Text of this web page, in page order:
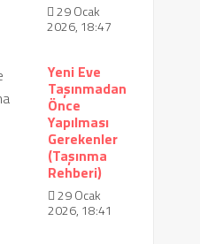
29 Ocak
2026, 18:47
Yeni Eve
Taşınmadan
Önce
Yapılması
Gerekenler
(Taşınma
Rehberi)
29 Ocak
2026, 18:41